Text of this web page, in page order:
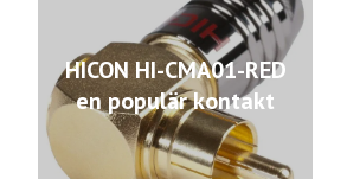
HICON HI-CMA01-RED
en populär kontakt